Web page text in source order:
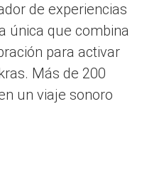
de experiencias
única que combina
para activar
Más de 200
un viaje sonoro